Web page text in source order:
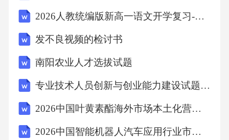
一次救援行动中，82-2手榴弹被用来清除障碍，
成功救出被建筑物倒塌困住的人员。常见错误
总结未考虑周围环境因素，如风向、障碍物
等，可能导致手榴弹效果不佳或误伤友军。错
响手榴弹的使用效果和士兵安全。在实战中，
错误的投掷姿势可能导致手榴弹反弹或偏离目
标，增加自身危险。错误的投掷姿势不恰当的
2026人教统编版新高一语文开学复习-散文
发不良视频的检讨书
南阳农业人才选拔试题
专业技术人员创新与创业能力建设试题(附答案)
2026中国叶黄素酯海外市场本土化营销策略与文化适应研究报告
2026中国智能机器人汽车应用行业市场深度调研及发展趋势和前景预测研究报告